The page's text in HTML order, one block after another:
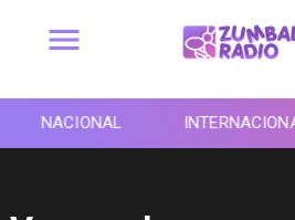
NACIONAL